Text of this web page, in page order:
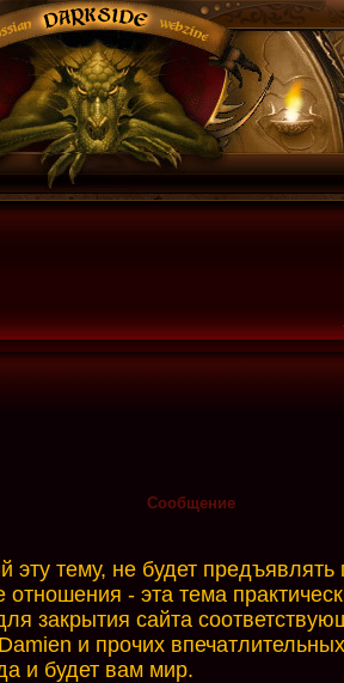
Сообщение
тему, не будет предъявлять
- эта тема
закрытия сайта
и прочих
и будет вам мир.